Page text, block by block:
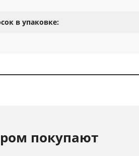
в упаковке:
покупают